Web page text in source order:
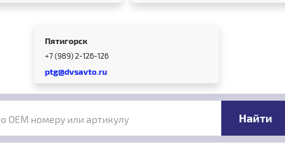
Пятигорск
+7 (989) 2-126-126
ptg@dvsavto.ru
OEM номеру или артикулу